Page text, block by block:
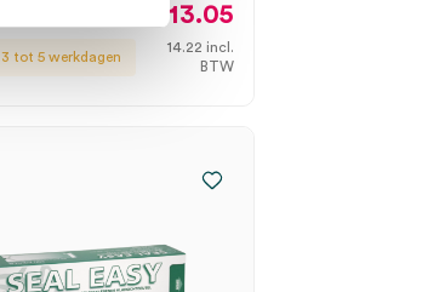
3 tot 5 werkdagen
13.05
14.22 incl.
BTW